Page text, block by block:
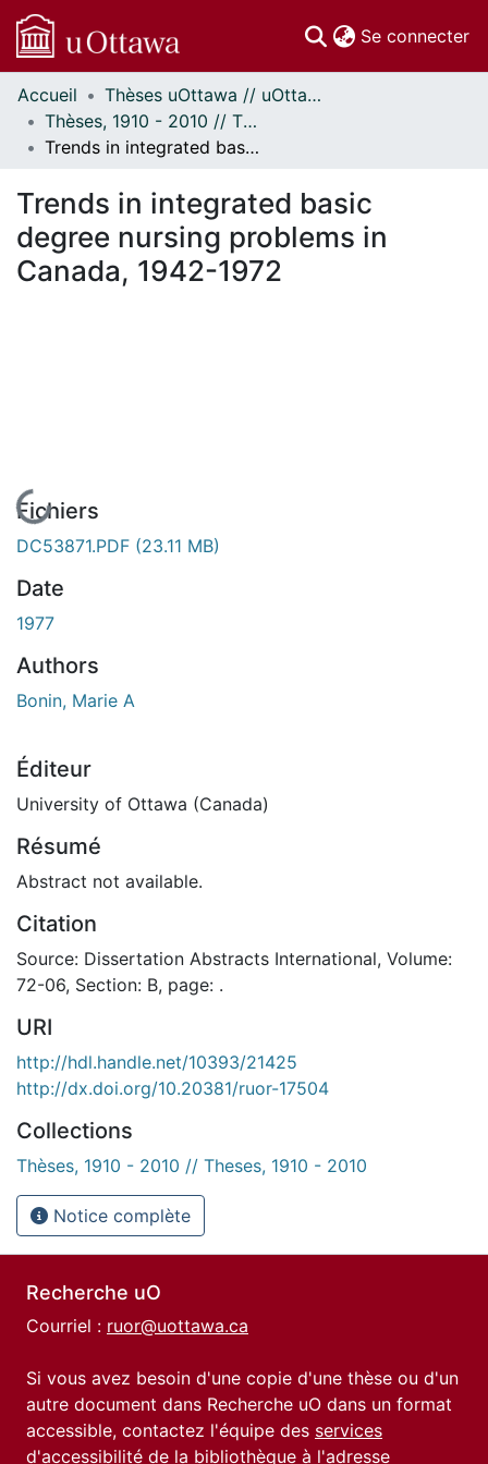
Se connecter
Communautés
et collections
Parcourir
À propos
Accueil
Thèses uOttawa // uOttawa Theses
Thèses, 1910 - 2010 // Theses, 1910 - 2010
Trends in integrated basic degree nursing problems in Canada, 1942-1972
Trends in integrated basic
degree nursing problems in
Canada, 1942-1972
En cours de chargement...
Fichiers
DC53871.PDF (23.11 MB)
Date
1977
Authors
Bonin, Marie A
Éditeur
University of Ottawa (Canada)
Résumé
Abstract not available.
Citation
Source: Dissertation Abstracts International, Volume:
72-06, Section: B, page: .
URI
http://hdl.handle.net/10393/21425
http://dx.doi.org/10.20381/ruor-17504
Collections
Thèses, 1910 - 2010 // Theses, 1910 - 2010
Notice complète
Recherche uO
Courriel : ruor@uottawa.ca
Si vous avez besoin d'une copie d'une thèse ou d'un
autre document dans Recherche uO dans un format
accessible, contactez l'équipe des services
d'accessibilité de la bibliothèque à l'adresse